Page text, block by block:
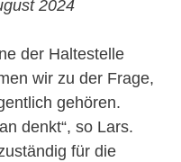
2024
der Haltestelle
wir zu der Frage,
gehören.
denkt“, so Lars.
für die